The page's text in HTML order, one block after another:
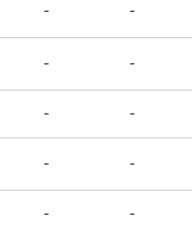
- -
- -
- -
- -
- -